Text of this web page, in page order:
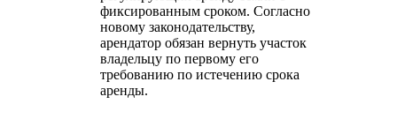
фиксированным сроком. Согласно
новому законодательству,
арендатор обязан вернуть участок
владельцу по первому его
требованию по истечению срока
аренды.